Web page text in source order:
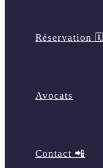
Réservation 🗓️
Avocats
Contact 📲